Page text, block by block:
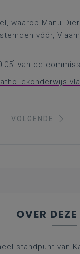
waarop Manu
vóór,
van de
VOLGENDE
OVER
standpunt van